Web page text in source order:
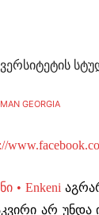
GEORGIA
• Enkeni
არ უნდა